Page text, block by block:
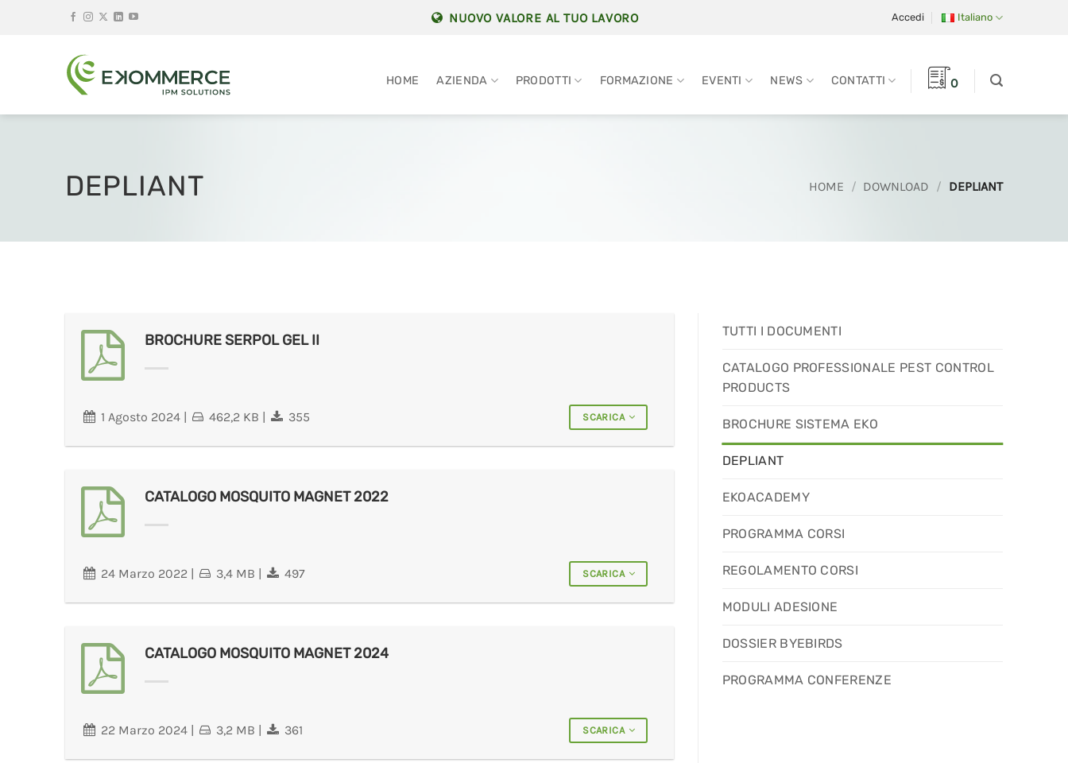
NUOVO VALORE AL TUO LAVORO Accedi Italiano
HOME AZIENDA PRODOTTI FORMAZIONE EVENTI NEWS CONTATTI 0
DEPLIANT HOME / DOWNLOAD / DEPLIANT
BROCHURE SERPOL GEL II
1 Agosto 2024| 462,2 KB | 355 SCARICA
CATALOGO MOSQUITO MAGNET 2022
24 Marzo 2022| 3,4 MB | 497 SCARICA
CATALOGO MOSQUITO MAGNET 2024
22 Marzo 2024| 3,2 MB | 361 SCARICA
TUTTI I DOCUMENTI
CATALOGO PROFESSIONALE PEST CONTROL
PRODUCTS
BROCHURE SISTEMA EKO
DEPLIANT
EKOACADEMY
PROGRAMMA CORSI
REGOLAMENTO CORSI
MODULI ADESIONE
DOSSIER BYEBIRDS
PROGRAMMA CONFERENZE